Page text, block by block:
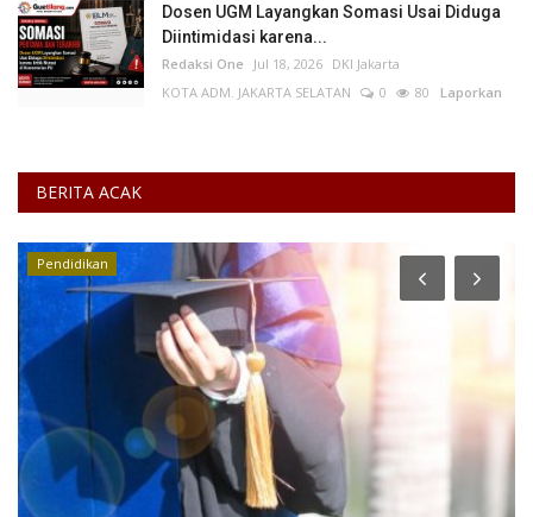
Dosen UGM Layangkan Somasi Usai Diduga
Diintimidasi karena...
Redaksi One Jul 18, 2026 DKI Jakarta
KOTA ADM. JAKARTA SELATAN
0 80 Laporkan
BERITA ACAK
Pendidikan